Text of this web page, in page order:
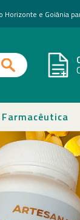
Horizonte e Goiânia